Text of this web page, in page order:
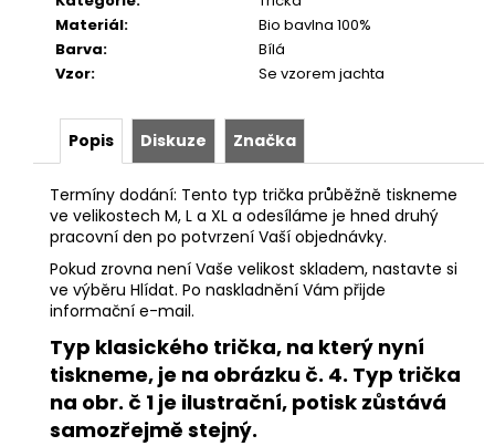
Materiál:
Bio bavlna 100%
Barva:
Bílá
Vzor: Se vzorem jachta
Popis Diskuze Značka
Termíny dodání: Tento typ trička průběžně tiskneme
ve velikostech M, L a XL a odesíláme je hned druhý
pracovní den po potvrzení Vaší objednávky.
Pokud zrovna není Vaše velikost skladem, nastavte si
ve výběru Hlídat. Po naskladnění Vám přijde
informační e-mail.
Typ klasického trička, na který nyní
tiskneme, je na obrázku č. 4. Typ trička
na obr. č 1 je ilustrační, potisk zůstává
samozřejmě stejný.